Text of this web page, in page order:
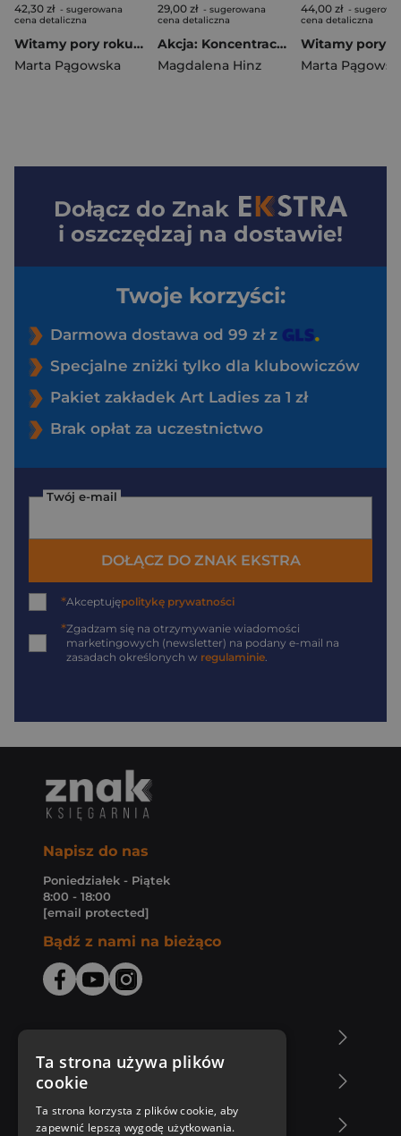
42,30 zł - sugerowana
cena detaliczna
Witamy pory roku Wiosna Materiały dla uczniów z niepełnosprawnością intelektualną
Marta Pągowska
29,00 zł - sugerowana
cena detaliczna
Akcja: Koncentracja! Ćwiczenia na koncentrację i spostrzegawczość klasy 1–3
Magdalena Hinz
44,00 zł -
cena detaliczna
Marta
Dołącz do Znak
i oszczędzaj na dostawie!
Twoje korzyści:
Darmowa dostawa od 99 zł z
Specjalne zniżki tylko dla klubowiczów
Pakiet zakładek Art Ladies za 1 zł
Brak opłat za uczestnictwo
Twój e-mail
DOŁĄCZ DO ZNAK EKSTRA
*Akceptujępolitykę prywatności
*Zgadzam się na otrzymywanie wiadomości
marketingowych (newsletter) na podany e-mail na
zasadach określonych w regulaminie
Napisz do nas
Poniedziałek - Piątek
8:00 - 18:00
[email protected]
Bądź z nami na bieżąco
Zakupy u nas
Nasza oferta
Ta strona używa plików
cookie
Ta strona korzysta z plików cookie, aby
zapewnić lepszą wygodę użytkowania.